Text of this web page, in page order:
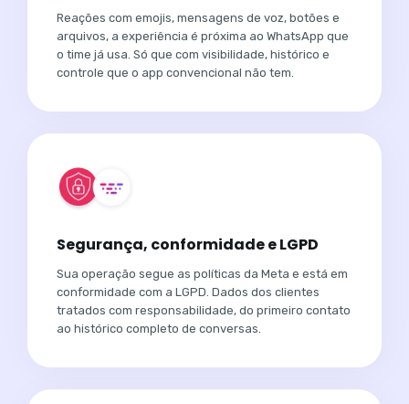
Reações com emojis, mensagens de voz, botões e
arquivos, a experiência é próxima ao WhatsApp que
o time já usa. Só que com visibilidade, histórico e
controle que o app convencional não tem.
Segurança, conformidade e LGPD
Sua operação segue as políticas da Meta e está em
conformidade com a LGPD. Dados dos clientes
tratados com responsabilidade, do primeiro contato
ao histórico completo de conversas.